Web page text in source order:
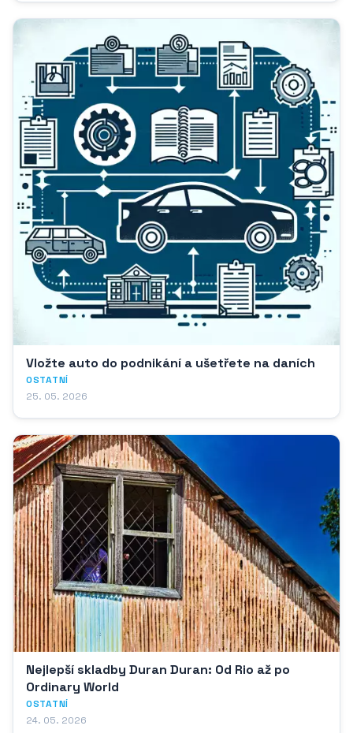
Vložte auto do podnikání a ušetřete na daních
OSTATNÍ
25. 05. 2026
Nejlepší skladby Duran Duran: Od Rio až po
Ordinary World
OSTATNÍ
24. 05. 2026